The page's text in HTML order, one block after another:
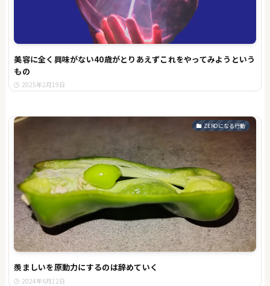
美容に全く興味がない40歳がとりあえずこれをやってみようという
もの
2025年2月19日
ZEROになる行動
羨ましいを原動力にするのは辞めていく
2024年6月12日